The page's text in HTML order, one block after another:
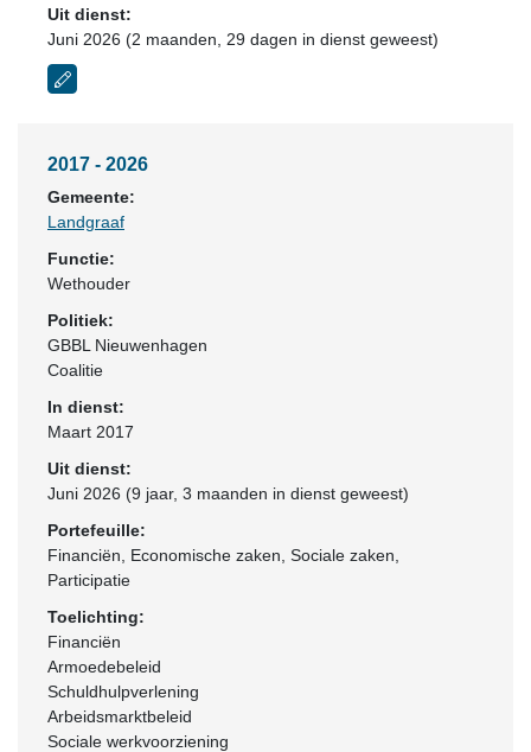
Uit dienst:
Juni 2026 (2 maanden, 29 dagen in dienst geweest)
2017 - 2026
Gemeente:
Landgraaf
Functie:
Wethouder
Politiek:
GBBL Nieuwenhagen
Coalitie
In dienst:
Maart 2017
Uit dienst:
Juni 2026 (9 jaar, 3 maanden in dienst geweest)
Portefeuille:
Financiën, Economische zaken, Sociale zaken,
Participatie
Toelichting:
Financiën
Armoedebeleid
Schuldhulpverlening
Arbeidsmarktbeleid
Sociale werkvoorziening